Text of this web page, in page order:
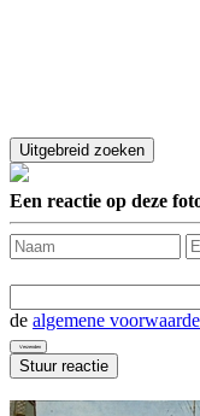
Een reactie op deze
de algemene